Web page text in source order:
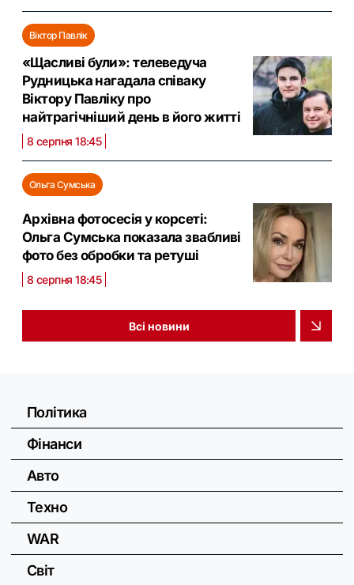
Віктор Павлік
«Щасливі були»: телеведуча
Рудницька нагадала співаку
Віктору Павліку про
найтрагічніший день в його житті
8 серпня 18:45
Ольга Сумська
Архівна фотосесія у корсеті:
Ольга Сумська показала звабливі
фото без обробки та ретуші
8 серпня 18:45
Всі новини
Політика
Фінанси
Авто
Техно
WAR
Світ